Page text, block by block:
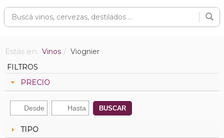
Estás en: Vinos
Viognier
FILTROS
PRECIO
BUSCAR
TIPO